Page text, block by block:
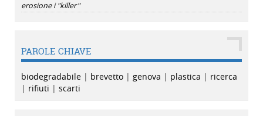
erosione i "killer"
PAROLE CHIAVE
biodegradabile | brevetto | genova | plastica | ricerca
| rifiuti | scarti